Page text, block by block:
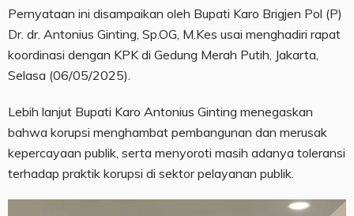
Pernyataan ini disampaikan oleh Bupati Karo Brigjen Pol (P)
Dr. dr. Antonius Ginting, Sp.OG, M.Kes usai menghadiri rapat
koordinasi dengan KPK di Gedung Merah Putih, Jakarta,
Selasa (06/05/2025).
Lebih lanjut Bupati Karo Antonius Ginting menegaskan
bahwa korupsi menghambat pembangunan dan merusak
kepercayaan publik, serta menyoroti masih adanya toleransi
terhadap praktik korupsi di sektor pelayanan publik.